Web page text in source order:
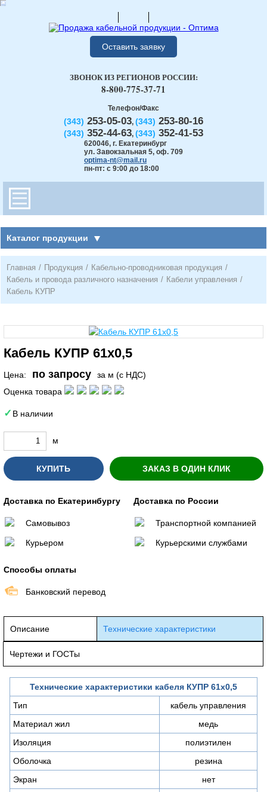
Оставить заявку
Телефон/Факс
(343) 253-05-03, (343) 253-80-16
(343) 352-44-63, (343) 352-41-53
620046, г. Екатеринбург
ул. Завокзальная 5, оф. 709
optima-nt@mail.ru
пн-пт: с 9:00 до 18:00
ЗВОНОК ИЗ РЕГИОНОВ РОССИИ:
8-800-775-37-71
Каталог продукции
Главная / Продукция / Кабельно-проводниковая продукция /
Кабель и провода различного назначения / Кабели управления /
Кабель КУПР
Кабель КУПР 61х0,5
Цена: по запросу
за м (с НДС)
Оценка товара
В наличии
м
КУПИТЬ ЗАКАЗ В ОДИН КЛИК
Доставка по Екатеринбургу
Самовывоз
Курьером
Доставка по России
Транспортной компанией
Курьерскими службами
Способы оплаты
Банковский перевод
Описание Технические характеристики
Чертежи и ГОСТы
Технические характеристики кабеля КУПР 61х0,5
Тип
кабель управления
Материал жил
медь
Изоляция
полиэтилен
Оболочка
резина
Экран
нет